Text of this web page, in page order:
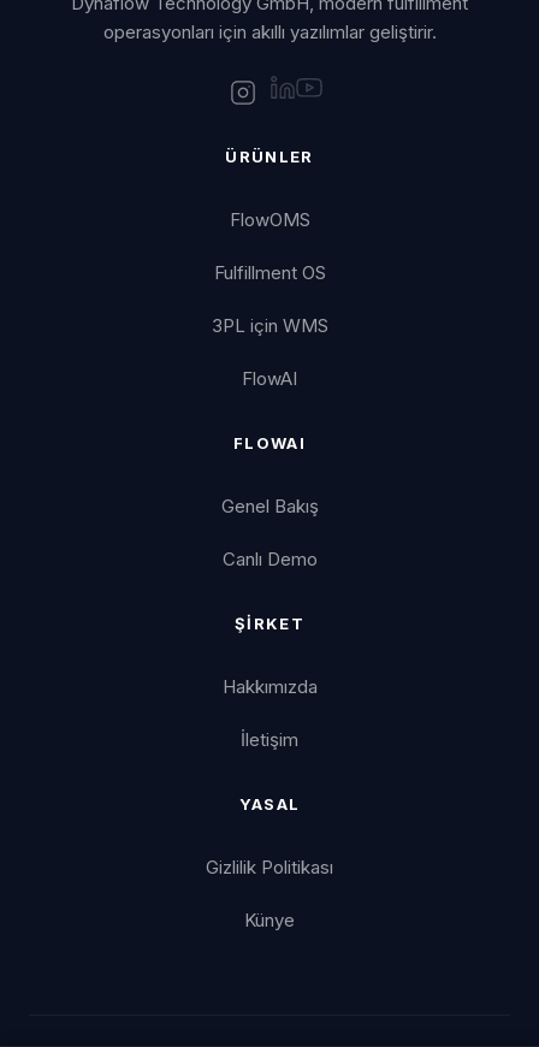
operasyonları için akıllı yazılımlar geliştirir.
ÜRÜNLER
FlowOMS
Fulfillment OS
3PL için WMS
FlowAI
FLOWAI
Genel Bakış
Canlı Demo
ŞIRKET
Hakkımızda
İletişim
YASAL
Gizlilik Politikası
Künye